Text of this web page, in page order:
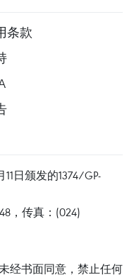
条款
日颁发的1374/GP-
，传真：(024)
经书面同意，禁止任何